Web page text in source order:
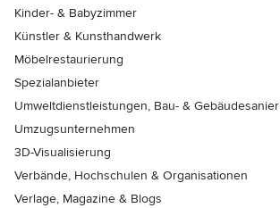
Kinder- & Babyzimmer
Künstler & Kunsthandwerk
Möbelrestaurierung
Spezialanbieter
Umweltdienstleistungen, Bau- &
Umzugsunternehmen
3D-Visualisierung
Verbände, Hochschulen & Organisationen
Verlage, Magazine & Blogs